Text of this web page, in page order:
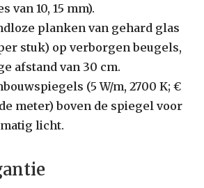
van 10, 15 mm).
planken van gehard glas
stuk) op verborgen beugels,
afstand van 30 cm.
(5 W/m, 2700 K; €
meter) boven de spiegel voor
licht.